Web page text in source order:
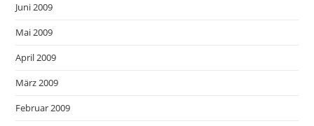
Juni 2009
Mai 2009
April 2009
März 2009
Februar 2009